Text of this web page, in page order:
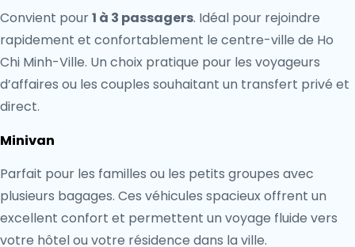
Convient pour1 à 3 passagers. Idéal pour rejoindre
rapidement et confortablement le centre-ville de Ho
Chi Minh-Ville. Un choix pratique pour les voyageurs
d’affaires ou les couples souhaitant un transfert privé et
direct.
Minivan
Parfait pour les familles ou les petits groupes avec
plusieurs bagages. Ces véhicules spacieux offrent un
excellent confort et permettent un voyage fluide vers
votre hôtel ou votre résidence dans la ville.